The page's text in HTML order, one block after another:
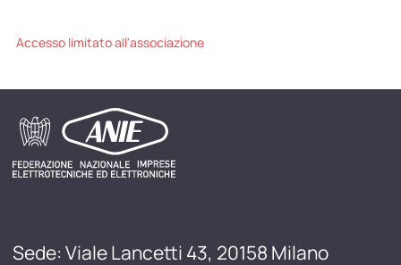
Accesso limitato all'associazione
Sede: Viale Lancetti 43, 20158 Milano